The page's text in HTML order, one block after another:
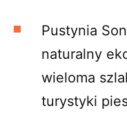
Pustynia
naturalny
wieloma
turystyki